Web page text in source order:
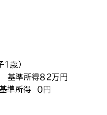
１歳）
準所得８２万円
所得 ０円